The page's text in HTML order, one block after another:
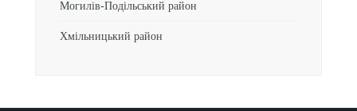
Могилів-Подільський район
Хмільницький район